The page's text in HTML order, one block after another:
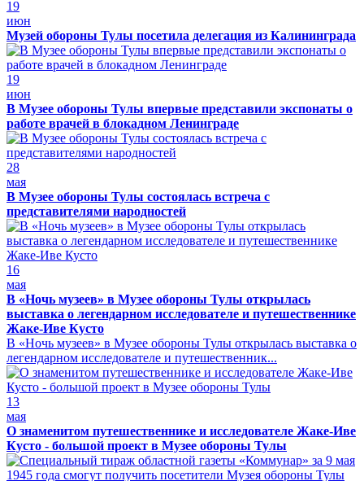
19
июн
Музей обороны Тулы посетила делегация из Калининграда
19
июн
В Музее обороны Тулы впервые представили экспонаты о
работе врачей в блокадном Ленинграде
28
мая
В Музее обороны Тулы состоялась встреча с
представителями народностей
16
мая
В «Ночь музеев» в Музее обороны Тулы открылась
выставка о легендарном исследователе и путешественнике
Жаке-Иве Кусто
В «Ночь музеев» в Музее обороны Тулы открылась выставка о
легендарном исследователе и путешественник...
13
мая
О знаменитом путешественнике и исследователе Жаке-Иве
Кусто - большой проект в Музее обороны Тулы